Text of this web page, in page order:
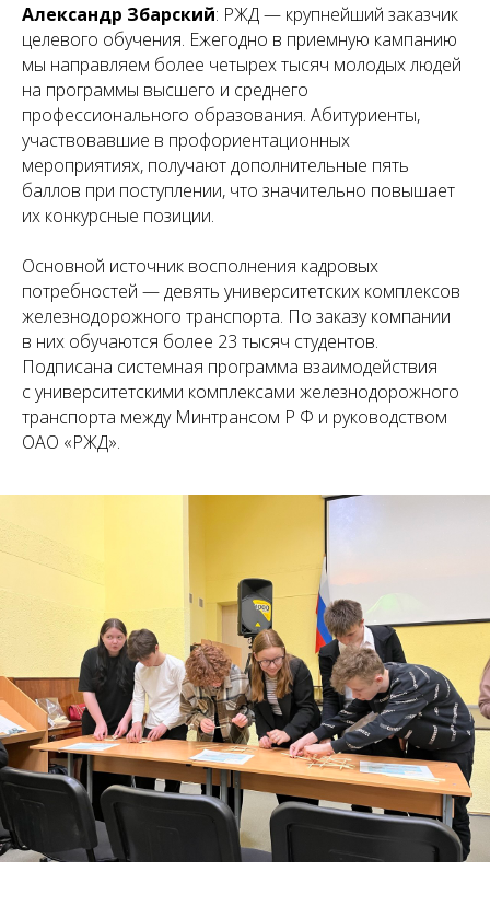
Александр Збарский: РЖД — крупнейший заказчик
целевого обучения. Ежегодно в приемную кампанию
мы направляем более четырех тысяч молодых людей
на программы высшего и среднего
профессионального образования. Абитуриенты,
участвовавшие в профориентационных
мероприятиях, получают дополнительные пять
баллов при поступлении, что значительно повышает
их конкурсные позиции.
Основной источник восполнения кадровых
потребностей — девять университетских комплексов
железнодорожного транспорта. По заказу компании
в них обучаются более 23 тысяч студентов.
Подписана системная программа взаимодействия
с университетскими комплексами железнодорожного
транспорта между Минтрансом Р Ф и руководством
ОАО «РЖД».